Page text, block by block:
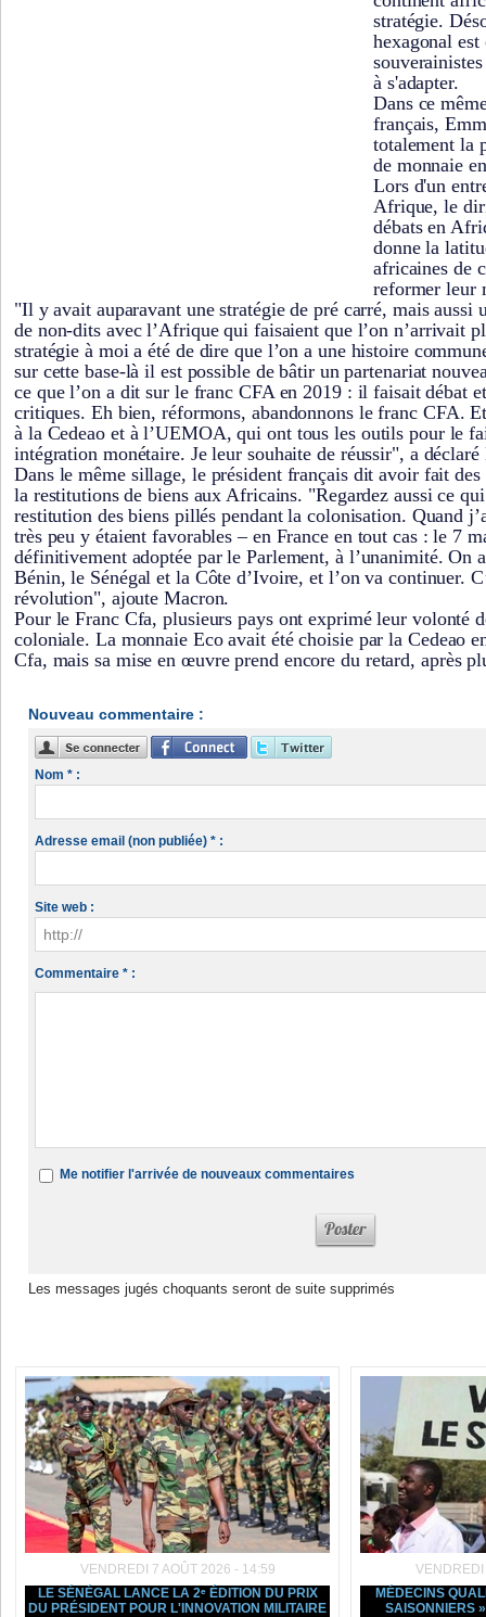
stratégie.
hexagonal
à s'adapter.
Dans ce
français,
totalement la
de monnaie
Lors d'un
Afrique, le
débats en
donne la
africaines de
reformer leur
"Il y avait auparavant une stratégie de pré carré, mais aussi
de non-dits avec l’Afrique qui faisaient que l’on n’arrivait
stratégie à moi a été de dire que l’on a une histoire
sur cette base-là il est possible de bâtir un partenariat
ce que l’on a dit sur le franc CFA en 2019 : il faisait débat
critiques. Eh bien, réformons, abandonnons le franc CFA.
à la Cedeao et à l’UEMOA, qui ont tous les outils pour le
intégration monétaire. Je leur souhaite de réussir", a
Dans le même sillage, le président français dit avoir fait des
la restitutions de biens aux Africains. "Regardez aussi ce
restitution des biens pillés pendant la colonisation. Quand
très peu y étaient favorables – en France en tout cas : le 7
définitivement adoptée par le Parlement, à l’unanimité. On
Bénin, le Sénégal et la Côte d’Ivoire, et l’on va continuer.
révolution", ajoute Macron.
Pour le Franc Cfa, plusieurs pays ont exprimé leur volonté
coloniale. La monnaie Eco avait été choisie par la Cedeao
Cfa, mais sa mise en œuvre prend encore du retard, après
Nouveau commentaire :
Nom * :
Adresse email (non publiée) * :
Site web :
Commentaire * :
Me notifier l'arrivée de nouveaux commentaires
Les messages jugés choquants seront de suite supprimés
VENDREDI 7 AOÛT 2026 - 14:59
LE SÉNÉGAL LANCE LA 2ᵉ ÉDITION DU PRIX
DU PRÉSIDENT POUR L'INNOVATION MILITAIRE
MÉDECINS
SAISONNIERS